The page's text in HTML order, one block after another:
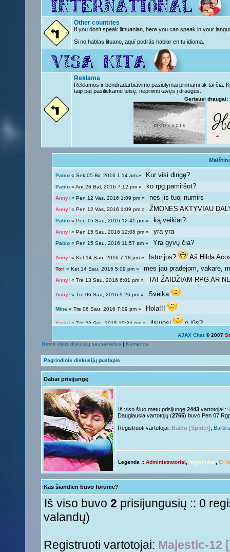
Other countries
If you don't speak lithuanian, here you can speak in your
Si no hablas lituano, aquí podrás hablar en tu idioma.
Reklama
Reklamos ir bendradarbiavimo pasiūlymai priimami tik tai čia.
taip pat pasiliekame teisę, nepriimti tavęs į draugus.
Geriausi draugai:
Pablo « Sek 05 Bir, 2016 1:14 am » Kur visi dingę?
Pablo « Ant 26 Bal, 2016 7:12 pm » ko rpg pamiršot?
Anny! « Pen 12 Vas, 2016 1:09 pm »nes jis tuoj numirs
Anny! « Pen 12 Vas, 2016 1:09 pm »ŽMONĖS AKTYVIAU
Pablo « Pen 15 Sau, 2016 12:41 pm » ką veikiat?
Anny! « Pen 15 Sau, 2016 12:08 pm »yra yra
Pablo « Pen 15 Sau, 2016 11:57 am » Yra gyvų čia?
Anny! « Ket 14 Sau, 2016 7:18 pm » Istorijos? Aš Hilda
Tori « Ket 14 Sau, 2016 5:09 pm »mes jau pradėjom, vakare,
Anny! « Tre 13 Sau, 2016 6:01 pm » TAI ŽAIDŽIAM RPG AR
Anny! « Tre 06 Sau, 2016 9:26 pm »Sveika
Mine « Tre 06 Sau, 2016 7:09 pm » Hola!!!
Anny! « Tre 23 Gru, 2015 10:34 pm »ilsiuosi o jūs?
Ką veikiat?
Anny!« Sek 13 Rgs, 2015 9:54 pm »galima ir atsipalaiduoti
Giedryte.« Sek 13 Rgs, 2015 7:40 pm »
Anny!« Pir 07 Rgs, 2015 9:14 pm »
Giedryte.« Pir 07 Rgs, 2015 7:36 pm » Nelabai..
Anny!« Pen 04 Rgs, 2015 9:51 pm » o tu? Juk irgi
Giedryte.« Pen 04 Rgs, 2015 5:29 pm »
Nesquik« Ant 01 Rgs, 2015 6:12 pm »ačiū ačiū ir jus
Anny!« Ant 01 Rgs, 2015 11:50 am »Ir tave
Tori« Ant 01 Rgs, 2015 11:17 am »Su naujais mokslo metais
aha
AJAX Chat © 2007
Ištrinti visus diskusijų sausainėlius | Komanda
Pagrindinis diskusijų puslapis
Dabar prisijungę
Iš viso šiuo metu prisijungę 2443 vartotojai ::
Daugiausia vartotojų (2765) buvo Pen 07
Registruoti vartotojai: Baidu [Spider]
Legenda :: Administratoriai Angeliukai El
Kas šiandien buvo forume?
Iš viso buvo 2 prisijungusių :: 0
valandų)
Registruoti vartotojai: Majestic-12